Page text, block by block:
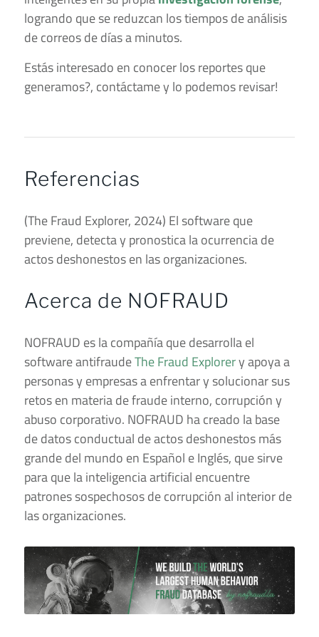
logrando que se reduzcan los tiempos de análisis
de correos de días a minutos.
Estás interesado en conocer los reportes que
generamos?, contáctame y lo podemos revisar!
Referencias
(The Fraud Explorer, 2024) El software que
previene, detecta y pronostica la ocurrencia de
actos deshonestos en las organizaciones.
Acerca de NOFRAUD
NOFRAUD es la compañía que desarrolla el
software antifraudeThe Fraud Explorery apoya a
personas y empresas a enfrentar y solucionar sus
retos en materia de fraude interno, corrupción y
abuso corporativo. NOFRAUD ha creado la base
de datos conductual de actos deshonestos más
grande del mundo en Español e Inglés, que sirve
para que la inteligencia artificial encuentre
patrones sospechosos de corrupción al interior de
las organizaciones.